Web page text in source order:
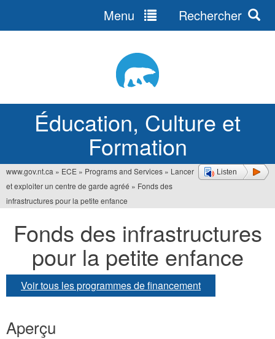
Éducation, Culture et
Formation
Menu Rechercher
Listen
Vous
êtes
ici
www.gov.nt.ca » ECE » Programs and Services » Lancer
et exploiter un centre de garde agréé » Fonds des
infrastructures pour la petite enfance
Fonds des infrastructures
pour la petite enfance
Voir tous les programmes de financement
Aperçu